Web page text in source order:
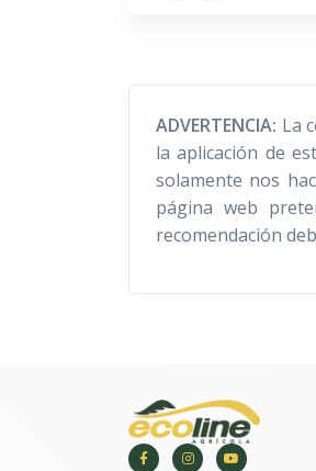
ADVERTENCIA: La
la aplicación de
solamente nos
página web
recomendación